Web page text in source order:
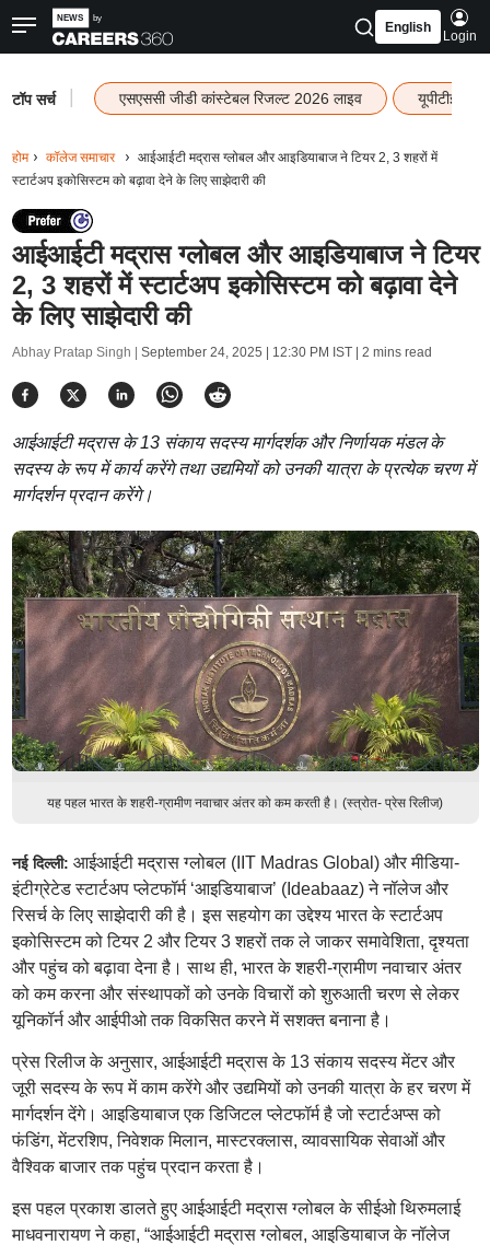
English
Login
टॉप सर्च एसएससी जीडी कांस्टेबल रिजल्ट 2026 लाइव यूपीटीईटी
होम कॉलेज समाचार
आईआईटी मद्रास ग्लोबल और आइडियाबाज ने टियर 2, 3 शहरों में
स्टार्टअप इकोसिस्टम को बढ़ावा देने के लिए साझेदारी की
आईआईटी मद्रास ग्लोबल और आइडियाबाज ने टियर
2, 3 शहरों में स्टार्टअप इकोसिस्टम को बढ़ावा देने
के लिए साझेदारी की
Abhay Pratap Singh | September 24, 2025 | 12:30 PM IST| 2 mins read
आईआईटी मद्रास के 13 संकाय सदस्य मार्गदर्शक और निर्णायक मंडल के
सदस्य के रूप में कार्य करेंगे तथा उद्यमियों को उनकी यात्रा के प्रत्येक चरण में
मार्गदर्शन प्रदान करेंगे।
यह पहल भारत के शहरी-ग्रामीण नवाचार अंतर को कम करती है। (स्त्रोत- प्रेस रिलीज)
नई दिल्ली: आईआईटी मद्रास ग्लोबल (IIT Madras Global) और मीडिया-
इंटीग्रेटेड स्टार्टअप प्लेटफॉर्म ‘आइडियाबाज’ (Ideabaaz) ने नॉलेज और
रिसर्च के लिए साझेदारी की है। इस सहयोग का उद्देश्य भारत के स्टार्टअप
इकोसिस्टम को टियर 2 और टियर 3 शहरों तक ले जाकर समावेशिता, दृश्यता
और पहुंच को बढ़ावा देना है। साथ ही, भारत के शहरी-ग्रामीण नवाचार अंतर
को कम करना और संस्थापकों को उनके विचारों को शुरुआती चरण से लेकर
यूनिकॉर्न और आईपीओ तक विकसित करने में सशक्त बनाना है।
प्रेस रिलीज के अनुसार, आईआईटी मद्रास के 13 संकाय सदस्य मेंटर और
जूरी सदस्य के रूप में काम करेंगे और उद्यमियों को उनकी यात्रा के हर चरण में
मार्गदर्शन देंगे। आइडियाबाज एक डिजिटल प्लेटफॉर्म है जो स्टार्टअप्स को
फंडिंग, मेंटरशिप, निवेशक मिलान, मास्टरक्लास, व्यावसायिक सेवाओं और
वैश्विक बाजार तक पहुंच प्रदान करता है।
इस पहल प्रकाश डालते हुए आईआईटी मद्रास ग्लोबल के सीईओ थिरुमलाई
माधवनारायण ने कहा, “आईआईटी मद्रास ग्लोबल, आइडियाबाज के नॉलेज